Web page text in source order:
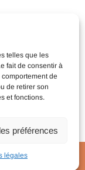
telles que les
fait de consentir à
de
de retirer son
et fonctions.
préférences
légales